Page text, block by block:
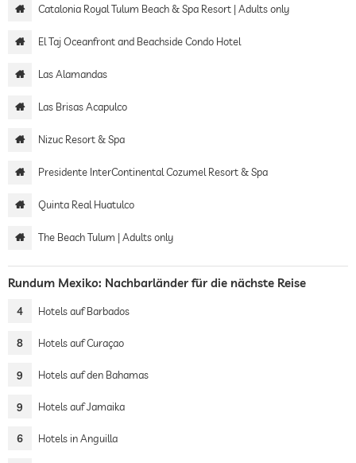
Catalonia Royal Tulum Beach & Spa Resort | Adults only
El Taj Oceanfront and Beachside Condo Hotel
Las Alamandas
Las Brisas Acapulco
Nizuc Resort & Spa
Presidente InterContinental Cozumel Resort & Spa
Quinta Real Huatulco
The Beach Tulum | Adults only
Rundum Mexiko: Nachbarländer für die nächste Reise
4 Hotels auf Barbados
8 Hotels auf Curaçao
9 Hotels auf den Bahamas
9 Hotels auf Jamaika
6 Hotels in Anguilla